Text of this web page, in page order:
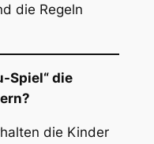
die Regeln
Spiel“ die
die Kinder